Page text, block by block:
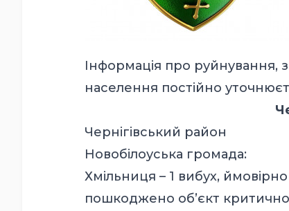
Інформація про руйнування,
населення постійно
Чернігівський район
Новобілоуська громада:
Хмільниця – 1 вибух,
пошкоджено об’єкт